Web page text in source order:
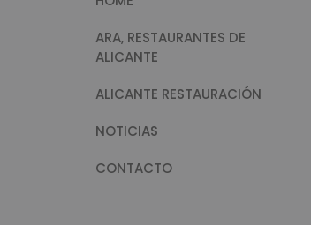
ARA, RESTAURANTES DE
ALICANTE
ALICANTE RESTAURACIÓN
NOTICIAS
CONTACTO